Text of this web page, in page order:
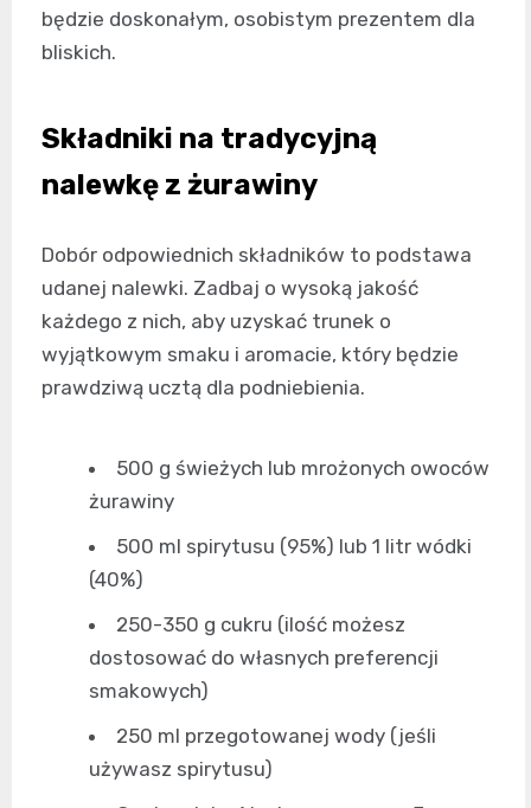
będzie doskonałym, osobistym prezentem dla
bliskich.
Składniki na tradycyjną
nalewkę z żurawiny
Dobór odpowiednich składników to podstawa
udanej nalewki. Zadbaj o wysoką jakość
każdego z nich, aby uzyskać trunek o
wyjątkowym smaku i aromacie, który będzie
prawdziwą ucztą dla podniebienia.
500 g świeżych lub mrożonych owoców
żurawiny
500 ml spirytusu (95%) lub 1 litr wódki
(40%)
250-350 g cukru (ilość możesz
dostosować do własnych preferencji
smakowych)
250 ml przegotowanej wody (jeśli
używasz spirytusu)